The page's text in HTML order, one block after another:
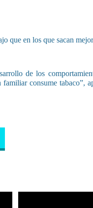
que en los que sacan
de los
consume tabaco”,